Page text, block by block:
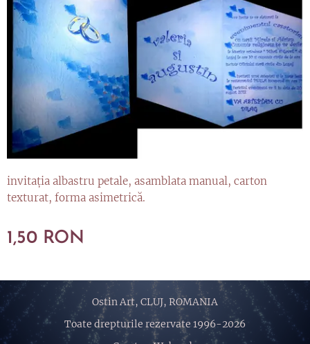
invitaţia albastru petale, asamblata manual, carton
texturat, forma asimetrică.
1,50 RON
Ostin Art, CLUJ, ROMANIA
Toate drepturile rezervate 1996-2026